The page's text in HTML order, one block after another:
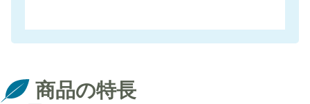
商品の特長